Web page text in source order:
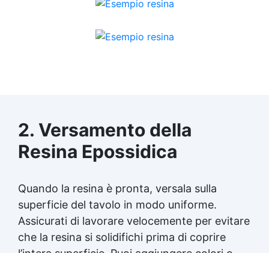
2. Versamento della
Resina Epossidica
Quando la resina è pronta, versala sulla
superficie del tavolo in modo uniforme.
Assicurati di lavorare velocemente per evitare
che la resina si solidifichi prima di coprire